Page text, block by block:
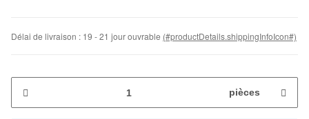
Délai de livraison : 19 - 21 jour ouvrable (#productDetails.shippingInfoIcon#)
pièces